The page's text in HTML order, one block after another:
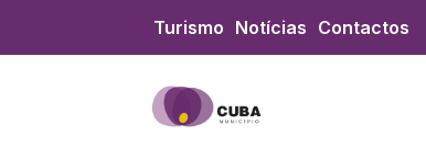
content
Turismo Notícias Contactos